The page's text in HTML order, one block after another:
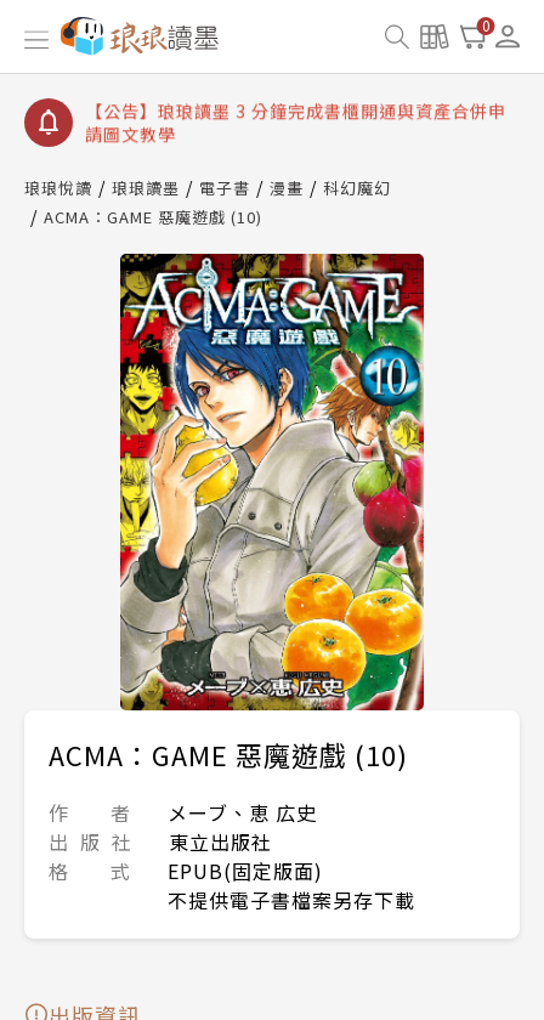
0
【公告】琅琅讀墨數位閱讀資產合併與書櫃開通申請
【公告】琅琅讀墨書櫃開通常見問題
【公告】琅琅讀墨 3 分鐘完成書櫃開通與資產合併申
請圖文教學
查詢
【公告】琅琅讀墨數位閱讀資產合併與書櫃開通申請
琅琅悅讀 琅琅讀墨 電子書 漫畫
科幻魔幻
ACMA：GAME 惡魔遊戲 (10)
ACMA：GAME 惡魔遊戲 (10)
作 者
メーブ、恵 広史
出 版 社
東立出版社
格 式
EPUB(固定版面)
不提供電子書檔案另存下載